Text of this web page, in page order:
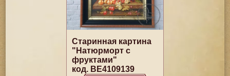
Старинная картина
"Натюрморт с
фруктами"
код. BE4109139